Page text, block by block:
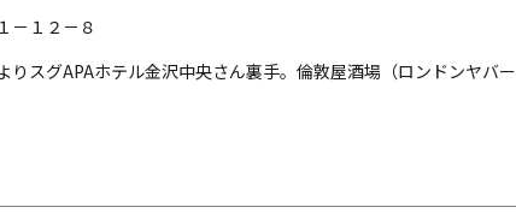
－１２－８
りスグAPAホテル金沢中央さん裏手。倫敦屋酒場（ロンドンヤバー